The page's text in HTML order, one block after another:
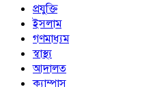
প্রযুক্তি
ইসলাম
গণমাধ্যম
স্বাস্থ্য
আদালত
ক্যাম্পাস